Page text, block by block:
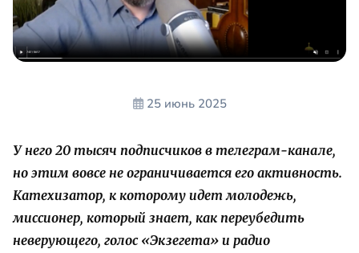
25 июнь 2025
У него 20 тысяч подписчиков в телеграм-канале,
но этим вовсе не ограничивается его активность.
Катехизатор, к которому идет молодежь,
миссионер, который знает, как переубедить
неверующего, голос «Экзегета» и радио